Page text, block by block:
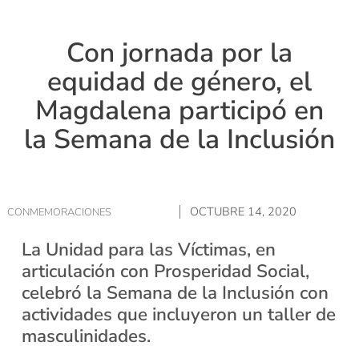
Con jornada por la
equidad de género, el
Magdalena participó en
la Semana de la Inclusión
CONMEMORACIONES OCTUBRE 14, 2020
La Unidad para las Víctimas, en
articulación con Prosperidad Social,
celebró la Semana de la Inclusión con
actividades que incluyeron un taller de
masculinidades.